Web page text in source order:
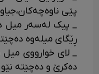
پێی
_ پیک لەسەر میل
ڕێگای میلەوه
_ لای خوارووی
دەکرێ و دەچێته